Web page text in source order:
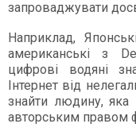
запроваджувати
Наприклад,
американські з
цифрові водяні
Інтернет від
знайти людину,
авторським правом